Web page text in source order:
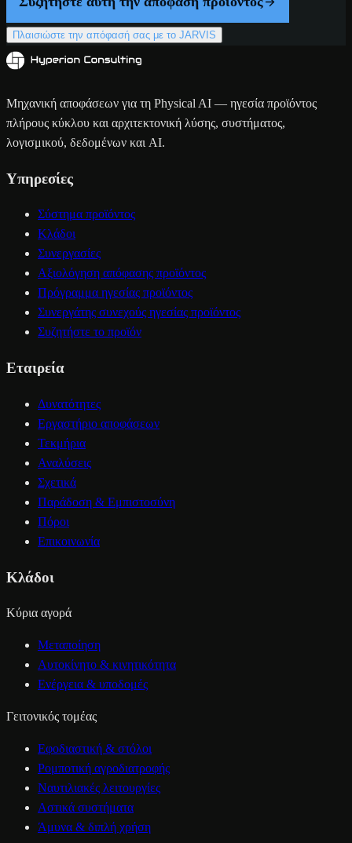
Πλαισιώστε την απόφασή σας με το JARVIS
Μηχανική αποφάσεων για τη Physical AI — ηγεσία προϊόντος
πλήρους κύκλου και αρχιτεκτονική λύσης, συστήματος,
λογισμικού, δεδομένων και AI.
Υπηρεσίες
Σύστημα προϊόντος
Κλάδοι
Συνεργασίες
Αξιολόγηση απόφασης προϊόντος
Πρόγραμμα ηγεσίας προϊόντος
Συνεργάτης συνεχούς ηγεσίας προϊόντος
Συζητήστε το προϊόν
Εταιρεία
Δυνατότητες
Εργαστήριο αποφάσεων
Τεκμήρια
Αναλύσεις
Σχετικά
Παράδοση & Εμπιστοσύνη
Πόροι
Επικοινωνία
Κλάδοι
Κύρια αγορά
Μεταποίηση
Αυτοκίνητο & κινητικότητα
Ενέργεια & υποδομές
Γειτονικός τομέας
Εφοδιαστική & στόλοι
Ρομποτική αγροδιατροφής
Ναυτιλιακές λειτουργίες
Αστικά συστήματα
Άμυνα & διπλή χρήση